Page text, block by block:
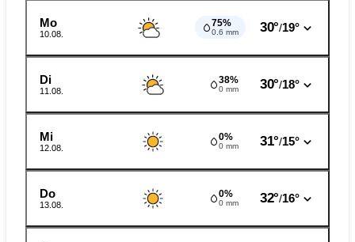
Mo
10.08.
75%
0.6 mm 30°/19°
Di
11.08.
38%
0 mm 30°/18°
Mi
12.08.
0%
0 mm 31°/15°
Do
13.08.
0%
0 mm 32°/16°